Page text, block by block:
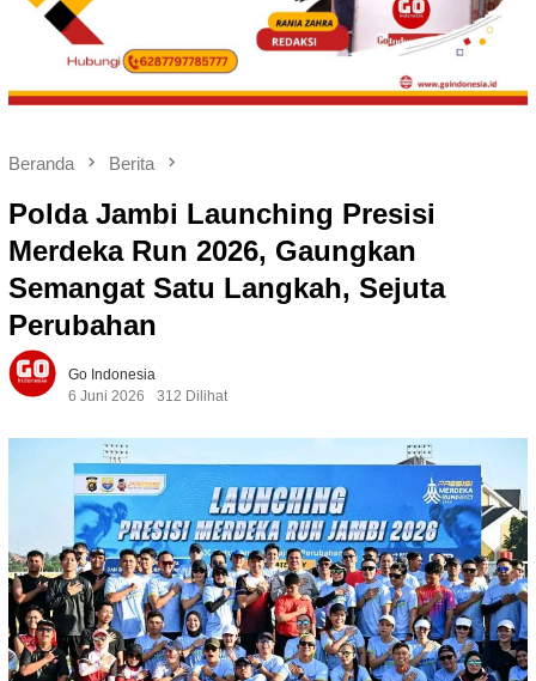
Beranda Berita
Polda Jambi Launching Presisi
Merdeka Run 2026, Gaungkan
Semangat Satu Langkah, Sejuta
Perubahan
Go Indonesia
6 Juni 2026
312 Dilihat